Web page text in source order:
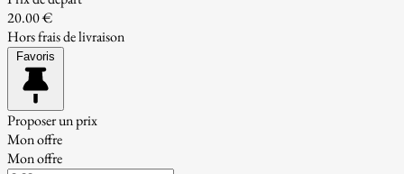
20.00 €
Hors frais de livraison
Favoris
Proposer un prix
Mon offre
Mon offre